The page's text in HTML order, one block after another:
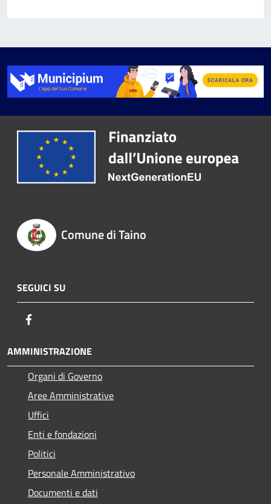
Comune di Taino
SEGUICI SU
AMMINISTRAZIONE
Organi di Governo
Aree Amministrative
Uffici
Enti e fondazioni
Politici
Personale Amministrativo
Documenti e dati